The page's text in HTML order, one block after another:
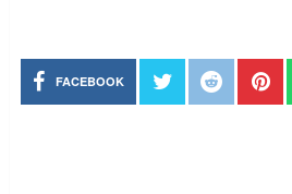
FACEBOOK